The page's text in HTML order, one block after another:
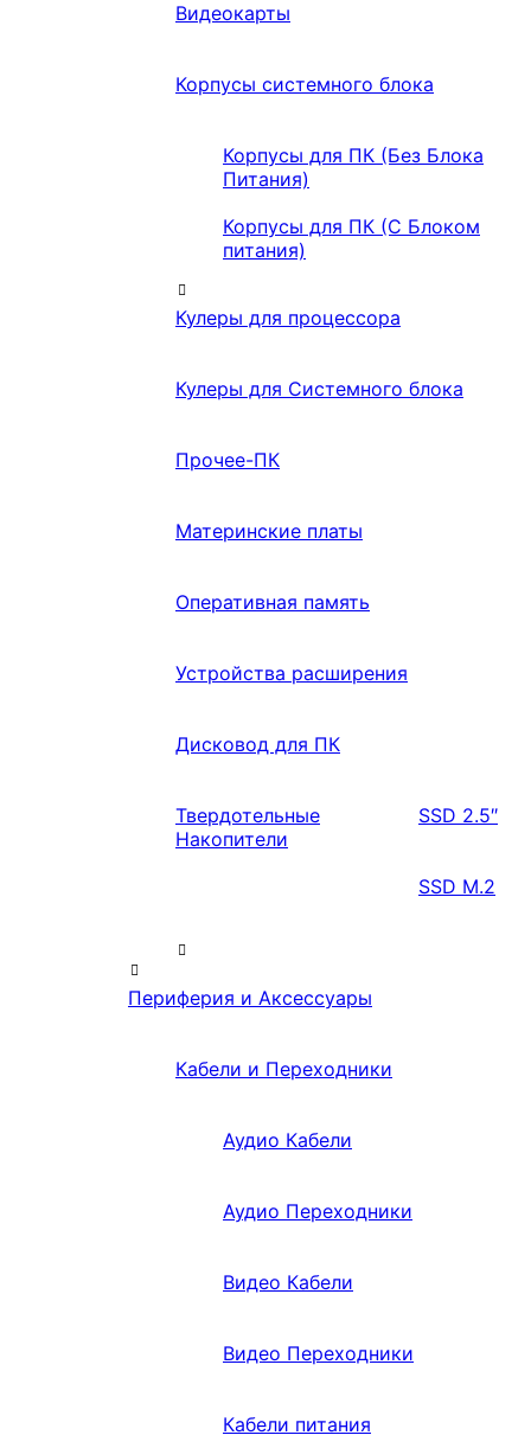
Видеокарты
Корпусы системного блока
Корпусы для ПК (Без Блока
Питания)
Корпусы для ПК (С Блоком
питания)
Кулеры для процессора
Кулеры для Системного блока
Прочее-ПК
Материнские платы
Оперативная память
Устройства расширения
Дисковод для ПК
Твердотельные
Накопители
SSD 2.5″
SSD M.2
Периферия и Аксессуары
Кабели и Переходники
Аудио Кабели
Аудио Переходники
Видео Кабели
Видео Переходники
Кабели питания